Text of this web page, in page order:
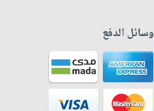
وسائل الدفع